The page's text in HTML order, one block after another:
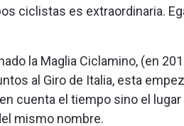
ciclistas es extraordinaria.
la Maglia Ciclamino, (en
al Giro de Italia, esta
cuenta el tiempo sino el lugar
mismo nombre.